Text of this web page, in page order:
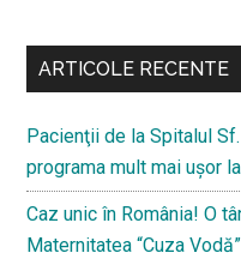
secundara
ARTICOLE RECENTE
Pacienţii de la Spitalul
programa mult mai uşor
Caz unic în România! O
Maternitatea “Cuza